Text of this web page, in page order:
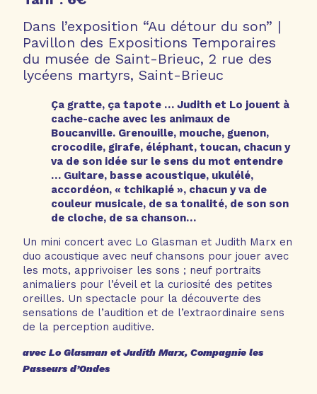
Dans l’exposition “Au détour du son” |
Pavillon des Expositions Temporaires
du musée de Saint-Brieuc, 2 rue des
lycéens martyrs, Saint-Brieuc
Ça gratte, ça tapote … Judith et Lo jouent à
cache-cache avec les animaux de
Boucanville. Grenouille, mouche, guenon,
crocodile, girafe, éléphant, toucan, chacun y
va de son idée sur le sens du mot entendre
… Guitare, basse acoustique, ukulélé,
accordéon, « tchikapié », chacun y va de
couleur musicale, de sa tonalité, de son son
de cloche, de sa chanson…
Un mini concert avec Lo Glasman et Judith Marx en
duo acoustique avec neuf chansons pour jouer avec
les mots, apprivoiser les sons ; neuf portraits
animaliers pour l’éveil et la curiosité des petites
oreilles. Un spectacle pour la découverte des
sensations de l’audition et de l’extraordinaire sens
de la perception auditive.
avec Lo Glasman et Judith Marx, Compagnie les
Passeurs d’Ondes